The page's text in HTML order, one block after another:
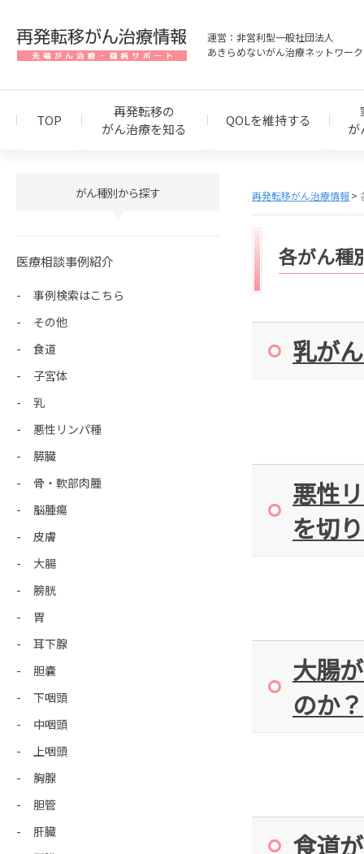
運営：非営利型一般社団法人
あきらめないがん治療ネットワーク
TOP
再発転移の
がん治療を知る
QOLを維持する
が
再発転移がん治療情報
各がん種
乳が
悪性
を切
大腸
のか？
食道
がん種別から探す
医療相談事例紹介
事例検索はこちら
その他
食道
子宮体
乳
悪性リンパ種
膵臓
骨・軟部肉腫
脳腫瘍
皮膚
大腸
膀胱
胃
耳下腺
胆嚢
下咽頭
中咽頭
上咽頭
胸腺
胆管
肝臓